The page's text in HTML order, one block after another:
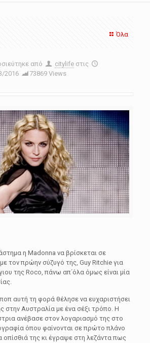
Όλα
από citylife στις
2016
73869 Views
η Madonna να βρίσκεται σε
τον πρώην σύζυγό της, Guy Ritchie για
της Roco, πάνω απ΄όλα όμως είναι μία
αυτή τη φορά θέλησε να ευχαριστήσει
στην Αυστραλία με ένα σέξι τρόπο. Η
ανέβασε στον λογαριασμό της στο
όπου φαίνονται σε πρώτο πλάνο
οπίσθιά της κι έγραψε στη λεζάντα πως